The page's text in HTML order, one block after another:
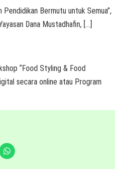
Bermutu untuk Semua”,
Dana Mustadhafin, […]
“Food Styling & Food
secara online atau Program